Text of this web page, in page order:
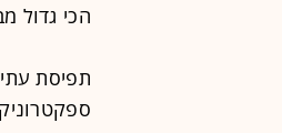
הכי גדול
תפיסת